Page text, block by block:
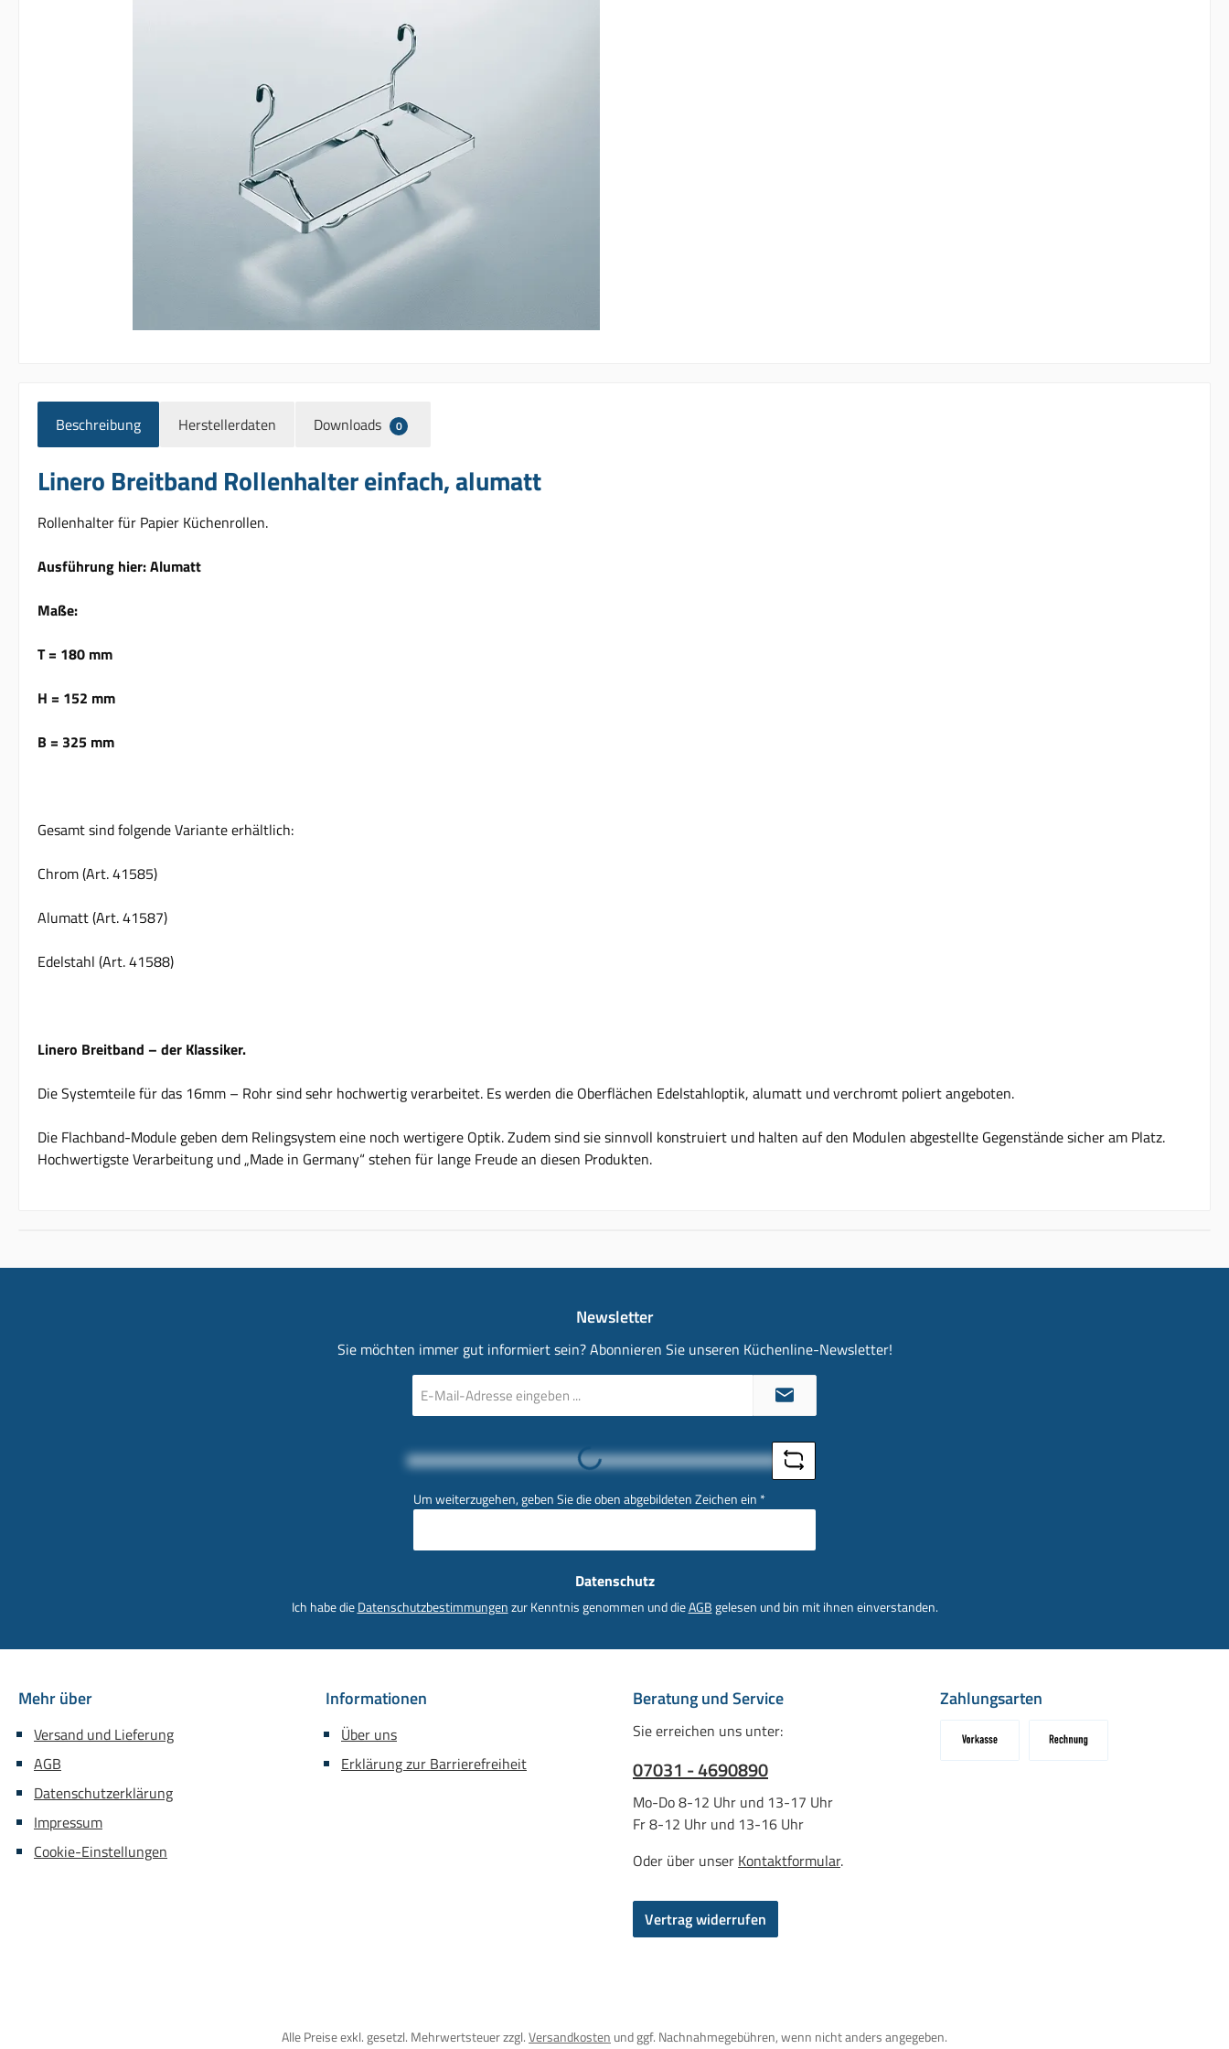
Beschreibung Herstellerdaten Downloads 0
Linero Breitband Rollenhalter einfach, alumatt
Rollenhalter für Papier Küchenrollen.
Ausführung hier: Alumatt
Maße:
T = 180 mm
H = 152 mm
B = 325 mm
Gesamt sind folgende Variante erhältlich:
Chrom (Art. 41585)
Alumatt (Art. 41587)
Edelstahl (Art. 41588)
Linero Breitband – der Klassiker.
Die Systemteile für das 16mm – Rohr sind sehr hochwertig verarbeitet. Es werden die Oberflächen Edelstahloptik, alumatt und verchromt poliert angeboten.
Die Flachband-Module geben dem Relingsystem eine noch wertigere Optik. Zudem sind sie sinnvoll konstruiert und halten auf den Modulen abgestellte Gegenstände sicher am Platz.
Hochwertigste Verarbeitung und „Made in Germany“ stehen für lange Freude an diesen Produkten.
Newsletter
Sie möchten immer gut informiert sein? Abonnieren Sie unseren Küchenline-Newsletter!
Mail-
Loading...
Um weiterzugehen, geben Sie die oben abgebildeten Zeichen ein *
Datenschutz
Ich habe dieDatenschutzbestimmungenzur Kenntnis genommen und dieAGBgelesen und bin mit ihnen einverstanden.
Mehr über
Versand und Lieferung
AGB
Datenschutzerklärung
Impressum
Cookie-Einstellungen
Informationen
Über uns
Erklärung zur Barrierefreiheit
Beratung und Service
Sie erreichen uns unter:
07031 - 4690890
Mo-Do 8-12 Uhr und 13-17 Uhr
Fr 8-12 Uhr und 13-16 Uhr
Oder über unser Kontaktformular.
Vertrag widerrufen
Zahlungsarten
Alle Preise exkl. gesetzl. Mehrwertsteuer zzgl.Versandkosten und ggf. Nachnahmegebühren, wenn nicht anders angegeben.